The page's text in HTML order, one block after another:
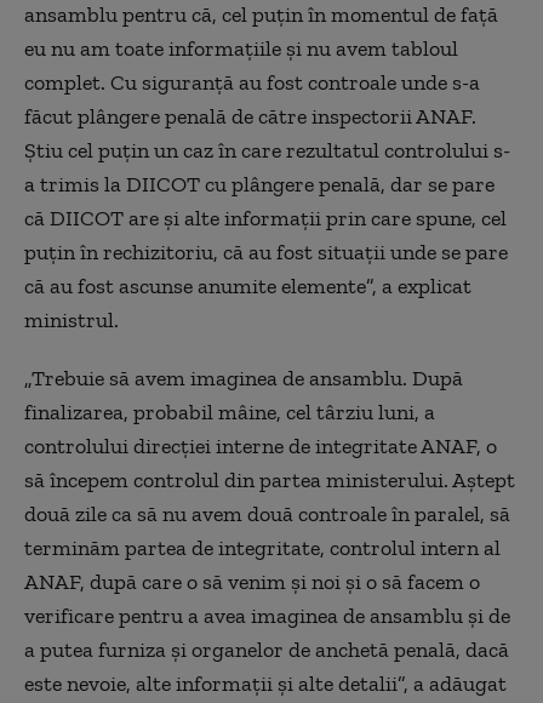
ansamblu pentru că, cel puțin în momentul de față
eu nu am toate informațiile și nu avem tabloul
complet. Cu siguranță au fost controale unde s-a
făcut plângere penală de către inspectorii ANAF.
Știu cel puțin un caz în care rezultatul controlului s-
a trimis la DIICOT cu plângere penală, dar se pare
că DIICOT are și alte informații prin care spune, cel
puțin în rechizitoriu, că au fost situații unde se pare
că au fost ascunse anumite elemente”, a explicat
ministrul.
„Trebuie să avem imaginea de ansamblu. După
finalizarea, probabil mâine, cel târziu luni, a
controlului direcției interne de integritate ANAF, o
să începem controlul din partea ministerului. Aștept
două zile ca să nu avem două controale în paralel, să
terminăm partea de integritate, controlul intern al
ANAF, după care o să venim și noi și o să facem o
verificare pentru a avea imaginea de ansamblu și de
a putea furniza și organelor de anchetă penală, dacă
este nevoie, alte informații și alte detalii”, a adăugat